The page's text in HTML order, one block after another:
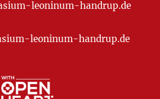
leoninum-handrup.de
leoninum-handrup.de